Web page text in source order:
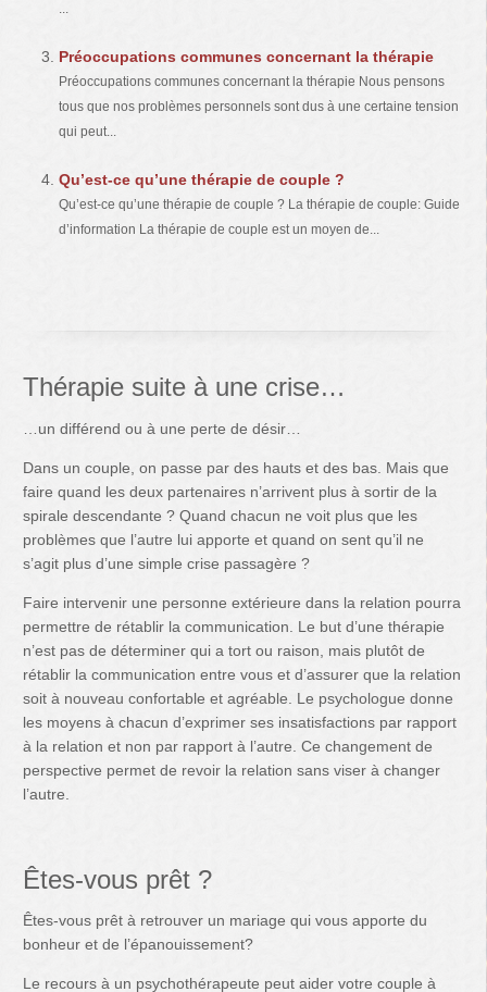
...
Préoccupations communes concernant la thérapie
Préoccupations communes concernant la thérapie Nous pensons
tous que nos problèmes personnels sont dus à une certaine tension
qui peut...
Qu’est-ce qu’une thérapie de couple ?
Qu’est-ce qu’une thérapie de couple ? La thérapie de couple: Guide
d’information La thérapie de couple est un moyen de...
Thérapie suite à une crise…
…un différend ou à une perte de désir…
Dans un couple, on passe par des hauts et des bas. Mais que
faire quand les deux partenaires n’arrivent plus à sortir de la
spirale descendante ? Quand chacun ne voit plus que les
problèmes que l’autre lui apporte et quand on sent qu’il ne
s’agit plus d’une simple crise passagère ?
Faire intervenir une personne extérieure dans la relation pourra
permettre de rétablir la communication. Le but d’une thérapie
n’est pas de déterminer qui a tort ou raison, mais plutôt de
rétablir la communication entre vous et d’assurer que la relation
soit à nouveau confortable et agréable. Le psychologue donne
les moyens à chacun d’exprimer ses insatisfactions par rapport
à la relation et non par rapport à l’autre. Ce changement de
perspective permet de revoir la relation sans viser à changer
l’autre.
Êtes-vous prêt ?
Êtes-vous prêt à retrouver un mariage qui vous apporte du
bonheur et de l’épanouissement?
Le recours à un psychothérapeute peut aider votre couple à